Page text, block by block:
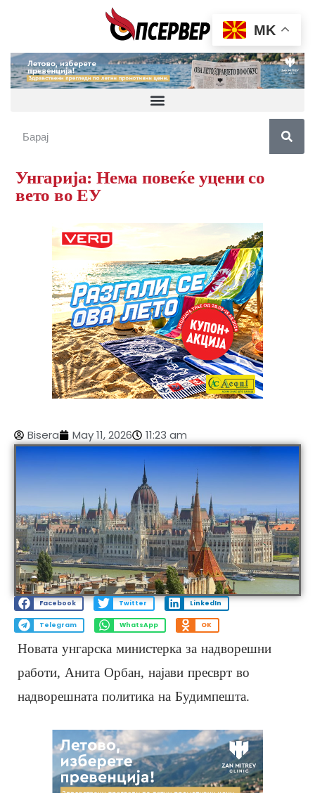
Унгарија: Нема повеќе уцени со
вето во ЕУ
Bisera May 11, 2026 11:23 am
Facebook Twitter LinkedIn
Telegram WhatsApp OK
Новата унгарска министерка за надворешни
работи, Анита Орбан, најави пресврт во
надворешната политика на Будимпешта.
MK